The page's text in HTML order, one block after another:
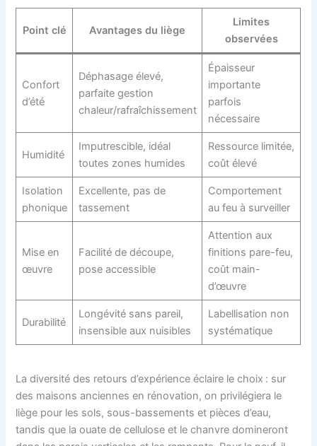
Point clé Avantages du liège
Limites
observées
Confort
d’été
Déphasage élevé,
parfaite gestion
chaleur/rafraîchissement
Épaisseur
importante
parfois
nécessaire
Humidité
Imputrescible, idéal
toutes zones humides
Ressource limitée,
coût élevé
Isolation
phonique
Excellente, pas de
tassement
Comportement
au feu à surveiller
Mise en
œuvre
Facilité de découpe,
pose accessible
Attention aux
finitions pare-feu,
coût main-
d’œuvre
Durabilité
Longévité sans pareil,
insensible aux nuisibles
Labellisation non
systématique
La diversité des retours d’expérience éclaire le choix : sur
des maisons anciennes en rénovation, on privilégiera le
liège pour les sols, sous-bassements et pièces d’eau,
tandis que la ouate de cellulose et le chanvre domineront